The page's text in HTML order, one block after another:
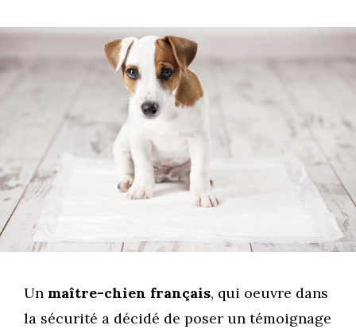
Un maître-chien français, qui oeuvre dans
la sécurité a décidé de poser un témoignage